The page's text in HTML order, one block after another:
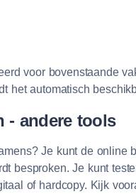
voor bovenstaande
het automatisch
- andere tools
Je kunt de online
besproken. Je kunt
of hardcopy. Kijk